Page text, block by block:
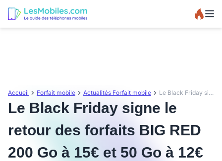
Accueil Forfait mobile Actualités Forfait mobile Le Black Friday signe le retour des forfaits BIG RED 200 Go à 15€ et 50 Go à 12€
Le Black Friday signe le
retour des forfaits BIG RED
200 Go à 15€ et 50 Go à 12€